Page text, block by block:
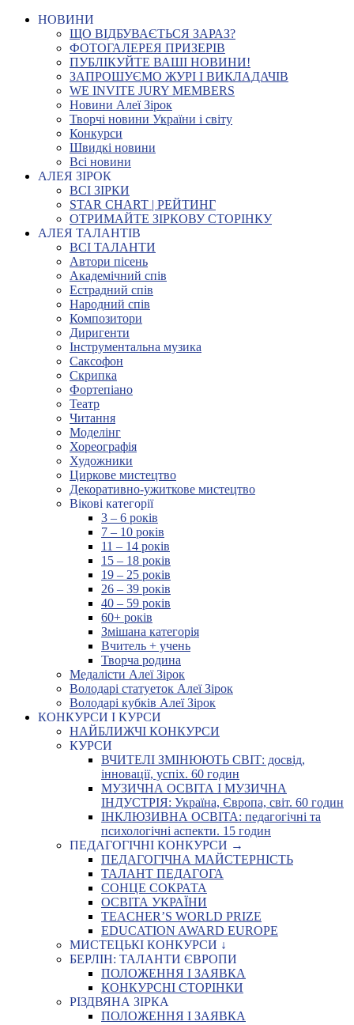
НОВИНИ
ЩО ВІДБУВАЄТЬСЯ ЗАРАЗ?
ФОТОГАЛЕРЕЯ ПРИЗЕРІВ
ПУБЛІКУЙТЕ ВАШІ НОВИНИ!
ЗАПРОШУЄМО ЖУРІ І ВИКЛАДАЧІВ
WE INVITE JURY MEMBERS
Новини Алеї Зірок
Творчі новини України і світу
Конкурси
Швидкі новини
Всі новини
АЛЕЯ ЗІРОК
ВСІ ЗІРКИ
STAR CHART | РЕЙТИНГ
ОТРИМАЙТЕ ЗІРКОВУ СТОРІНКУ
АЛЕЯ ТАЛАНТІВ
ВСІ ТАЛАНТИ
Автори пісень
Академічний спів
Естрадний спів
Народний спів
Композитори
Диригенти
Інструментальна музика
Саксофон
Скрипка
Фортепіано
Театр
Читання
Моделінг
Хореографія
Художники
Циркове мистецтво
Декоративно-ужиткове мистецтво
Вікові категорії
3 – 6 років
7 – 10 років
11 – 14 років
15 – 18 років
19 – 25 років
26 – 39 років
40 – 59 років
60+ років
Змішана категорія
Вчитель + учень
Творча родина
Медалісти Алеї Зірок
Володарі статуеток Алеї Зірок
Володарі кубків Алеї Зірок
КОНКУРСИ І КУРСИ
НАЙБЛИЖЧІ КОНКУРСИ
КУРСИ
ВЧИТЕЛІ ЗМІНЮЮТЬ СВІТ: досвід,
інновації, успіх. 60 годин
МУЗИЧНА ОСВІТА І МУЗИЧНА
ІНДУСТРІЯ: Україна, Європа, світ. 60 годин
ІНКЛЮЗИВНА ОСВІТА: педагогічні та
психологічні аспекти. 15 годин
ПЕДАГОГІЧНІ КОНКУРСИ →
ПЕДАГОГІЧНА МАЙСТЕРНІСТЬ
ТАЛАНТ ПЕДАГОГА
СОНЦЕ СОКРАТА
ОСВІТА УКРАЇНИ
TEACHER’S WORLD PRIZE
EDUCATION AWARD EUROPE
МИСТЕЦЬКІ КОНКУРСИ ↓
БЕРЛІН: ТАЛАНТИ ЄВРОПИ
ПОЛОЖЕННЯ І ЗАЯВКА
КОНКУРСНІ СТОРІНКИ
РІЗДВЯНА ЗІРКА
ПОЛОЖЕННЯ І ЗАЯВКА